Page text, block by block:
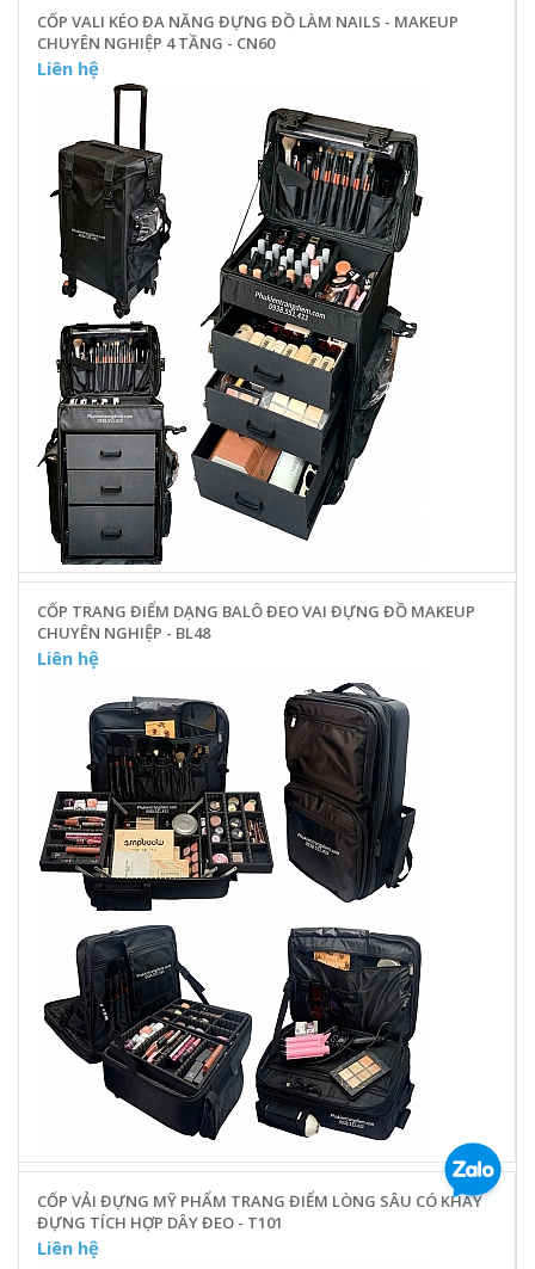
CỐP VALI KÉO ĐA NĂNG ĐỰNG ĐỒ LÀM NAILS - MAKEUP
CHUYÊN NGHIỆP 4 TẦNG - CN60
Liên hệ
CỐP TRANG ĐIỂM DẠNG BALÔ ĐEO VAI ĐỰNG ĐỒ MAKEUP
CHUYÊN NGHIỆP - BL48
Liên hệ
CỐP VẢI ĐỰNG MỸ PHẨM TRANG ĐIỂM LÒNG SÂU CÓ KHAY
ĐỰNG TÍCH HỢP DÂY ĐEO - T101
Liên hệ